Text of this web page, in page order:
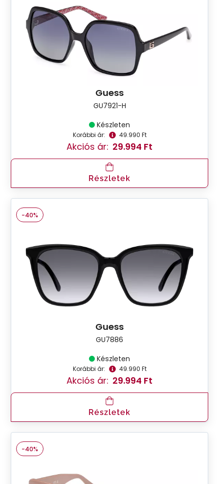
Guess
GU7921-H
Készleten
Korábbi ár: 49.990 Ft
Akciós ár: 29.994 Ft
Részletek
-40%
Guess
GU7886
Készleten
Korábbi ár: 49.990 Ft
Akciós ár: 29.994 Ft
Részletek
-40%